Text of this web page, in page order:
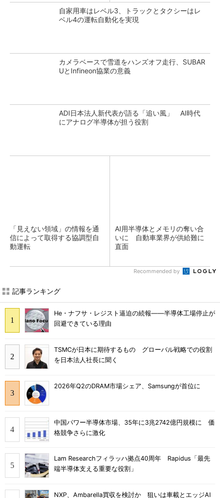
自家用車はレベル3、トラックとタクシーはレ
ベル4の運転自動化を実現
カメラベースで雪道をハンズオフ走行、SUBAR
UとInfineon協業の意義
ADI日本法人新代表が語る「追い風」 AI時代
にアナログ半導体が担う役割
「見えない領域」の情報を通
信によって取得する協調型自
動運転
AI用半導体とメモリの奪い合
いに 自動車業界が供給難に
直面
Recommended by
記事ランキング
He・ナフサ・レジスト逼迫の続報――半導体工場停止が
回避できている理由
TSMCが日本に期待するもの グローバル戦略での役割
を日本法人社長に聞く
2026年Q2のDRAM市場シェア、Samsungが首位に
中国パワー半導体市場、35年に3兆2742億円規模に 価
格競争さらに激化
Lam Researchフィラッハ拠点40周年 Rapidus「最先
端半導体支える重要な役割」
NXP、Ambarella買収を検討か 狙いは車載とエッジAI